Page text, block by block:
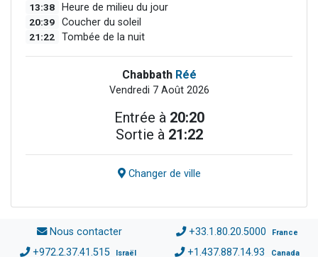
13:38 Heure de milieu du jour
20:39 Coucher du soleil
21:22 Tombée de la nuit
Chabbath Réé
Vendredi 7 Août 2026
Entrée à 20:20
Sortie à 21:22
Changer de ville
Nous contacter +33.1.80.20.5000 France
+972.2.37.41.515 Israël +1.437.887.14.93 Canada